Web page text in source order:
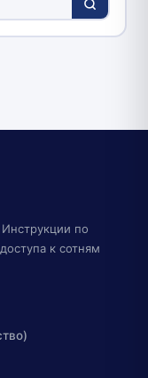
по
к сотням